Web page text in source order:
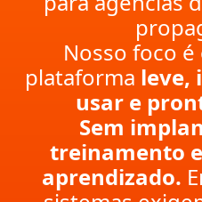
Nosso foco
plataforma leve,
usar e
Sem
treinamento
aprendizado.